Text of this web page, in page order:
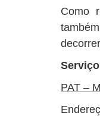
Como
Serviço
PAT –